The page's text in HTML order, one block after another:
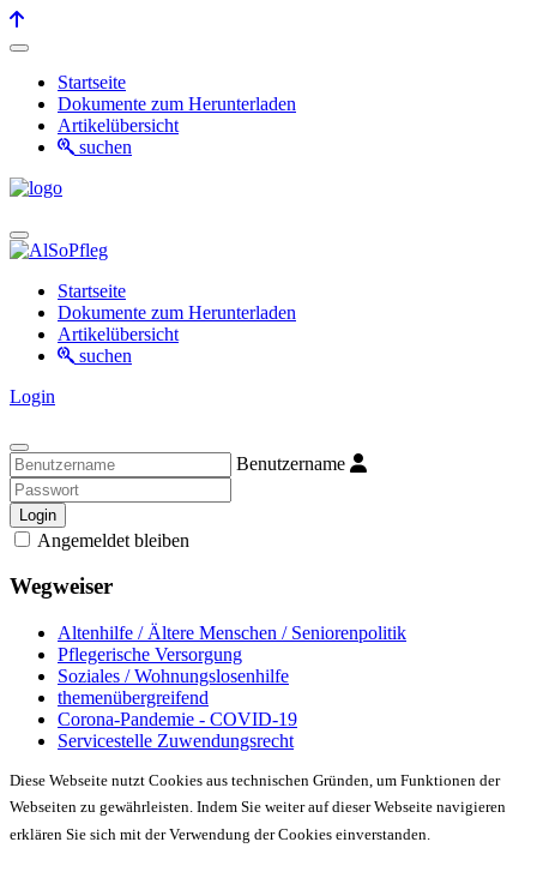
Startseite
Dokumente zum Herunterladen
Artikelübersicht
suchen
Startseite
Dokumente zum Herunterladen
Artikelübersicht
suchen
Login
Benutzername
Login
Angemeldet bleiben
Wegweiser
Altenhilfe / Ältere Menschen / Seniorenpolitik
Pflegerische Versorgung
Soziales / Wohnungslosenhilfe
themenübergreifend
Corona-Pandemie - COVID-19
Servicestelle Zuwendungsrecht
Diese Webseite nutzt Cookies aus technischen Gründen, um Funktionen der
Webseiten zu gewährleisten. Indem Sie weiter auf dieser Webseite navigieren
erklären Sie sich mit der Verwendung der Cookies einverstanden.